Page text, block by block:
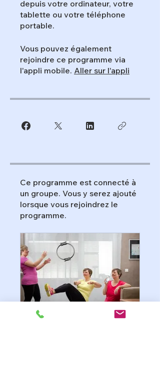
depuis votre ordinateur, votre
tablette ou votre téléphone
portable.
Vous pouvez également
rejoindre ce programme via
l'appli mobile. Aller sur l'appli
Ce programme est connecté à
un groupe. Vous y serez ajouté
lorsque vous rejoindrez le
programme.